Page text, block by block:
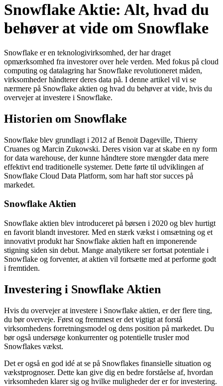
Snowflake Aktie: Alt, hvad du
behøver at vide om Snowflake
Snowflake er en teknologivirksomhed, der har draget
opmærksomhed fra investorer over hele verden. Med fokus på cloud
computing og datalagring har Snowflake revolutioneret måden,
virksomheder håndterer deres data på. I denne artikel vil vi se
nærmere på Snowflake aktien og hvad du behøver at vide, hvis du
overvejer at investere i Snowflake.
Historien om Snowflake
Snowflake blev grundlagt i 2012 af Benoit Dageville, Thierry
Cruanes og Marcin Zukowski. Deres vision var at skabe en ny form
for data warehouse, der kunne håndtere store mængder data mere
effektivt end traditionelle systemer. Dette førte til udviklingen af
Snowflake Cloud Data Platform, som har haft stor succes på
markedet.
Snowflake Aktien
Snowflake aktien blev introduceret på børsen i 2020 og blev hurtigt
en favorit blandt investorer. Med en stærk vækst i omsætning og et
innovativt produkt har Snowflake aktien haft en imponerende
stigning siden sin debut. Mange analytikere ser fortsat potentiale i
Snowflake og forventer, at aktien vil fortsætte med at performe godt
i fremtiden.
Investering i Snowflake Aktien
Hvis du overvejer at investere i Snowflake aktien, er der flere ting,
du bør overveje. Først og fremmest er det vigtigt at forstå
virksomhedens forretningsmodel og dens position på markedet. Du
bør også undersøge konkurrenter og potentielle trusler mod
Snowflakes vækst.
Det er også en god idé at se på Snowflakes finansielle situation og
vækstprognoser. Dette kan give dig en bedre forståelse af, hvordan
virksomheden klarer sig og hvilke muligheder der er for investering.